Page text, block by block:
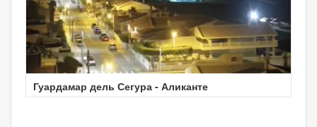
Гуардамар дель Сегура - Аликанте